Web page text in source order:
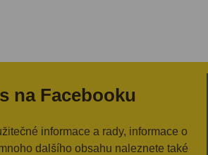
na Facebooku
informace a rady, informace o
dalšího obsahu naleznete také